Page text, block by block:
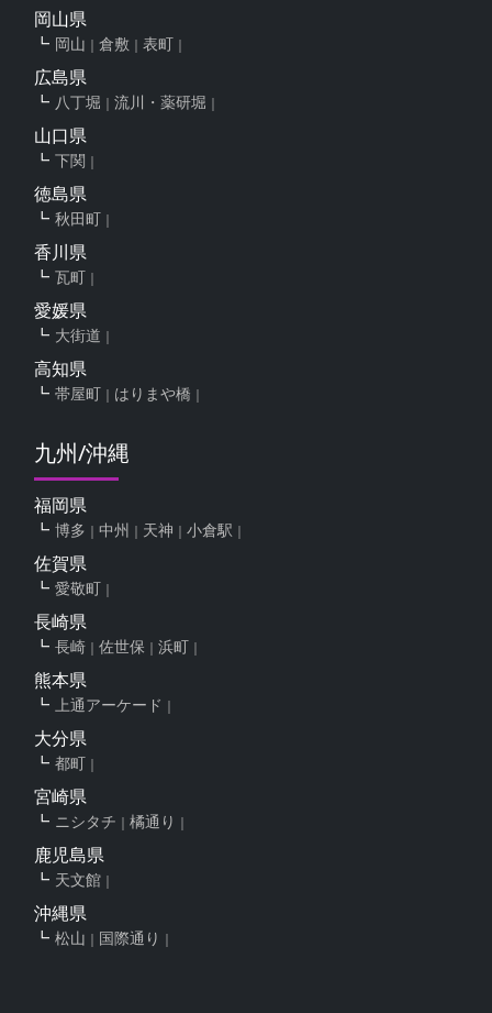
岡山県
岡山 倉敷 表町
広島県
八丁堀 流川・薬研堀
山口県
下関
徳島県
秋田町
香川県
瓦町
愛媛県
大街道
高知県
帯屋町 はりまや橋
九州/沖縄
福岡県
博多 中州 天神 小倉駅
佐賀県
愛敬町
長崎県
長崎 佐世保 浜町
熊本県
上通アーケード
大分県
都町
宮崎県
ニシタチ 橘通り
鹿児島県
天文館
沖縄県
松山 国際通り